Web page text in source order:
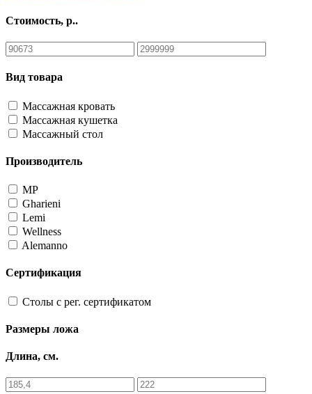
Стоимость, р..
Вид товара
Массажная кровать
Массажная кушетка
Массажный стол
Производитель
MP
Gharieni
Lemi
Wellness
Alemanno
Сертификация
Столы с рег. сертификатом
Размеры ложа
Длина, см.